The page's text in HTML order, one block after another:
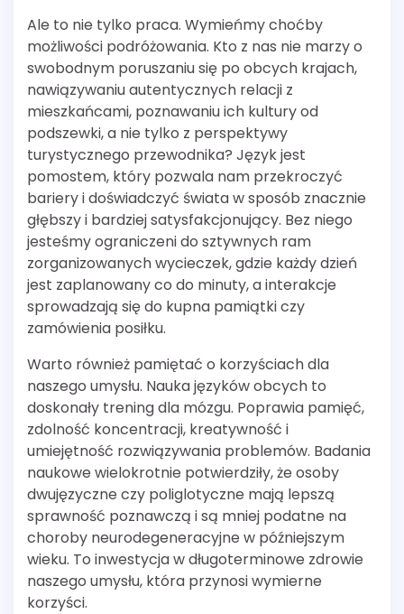
Ale to nie tylko praca. Wymieńmy choćby
możliwości podróżowania. Kto z nas nie marzy o
swobodnym poruszaniu się po obcych krajach,
nawiązywaniu autentycznych relacji z
mieszkańcami, poznawaniu ich kultury od
podszewki, a nie tylko z perspektywy
turystycznego przewodnika? Język jest
pomostem, który pozwala nam przekroczyć
bariery i doświadczyć świata w sposób znacznie
głębszy i bardziej satysfakcjonujący. Bez niego
jesteśmy ograniczeni do sztywnych ram
zorganizowanych wycieczek, gdzie każdy dzień
jest zaplanowany co do minuty, a interakcje
sprowadzają się do kupna pamiątki czy
zamówienia posiłku.
Warto również pamiętać o korzyściach dla
naszego umysłu. Nauka języków obcych to
doskonały trening dla mózgu. Poprawia pamięć,
zdolność koncentracji, kreatywność i
umiejętność rozwiązywania problemów. Badania
naukowe wielokrotnie potwierdziły, że osoby
dwujęzyczne czy poliglotyczne mają lepszą
sprawność poznawczą i są mniej podatne na
choroby neurodegeneracyjne w późniejszym
wieku. To inwestycja w długoterminowe zdrowie
naszego umysłu, która przynosi wymierne
korzyści.